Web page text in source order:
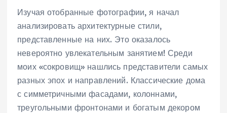
Изучая отобранные фотографии, я начал
анализировать архитектурные стили,
представленные на них. Это оказалось
невероятно увлекательным занятием! Среди
моих «сокровищ» нашлись представители самых
разных эпох и направлений. Классические дома
с симметричными фасадами, колоннами,
треугольными фронтонами и богатым декором